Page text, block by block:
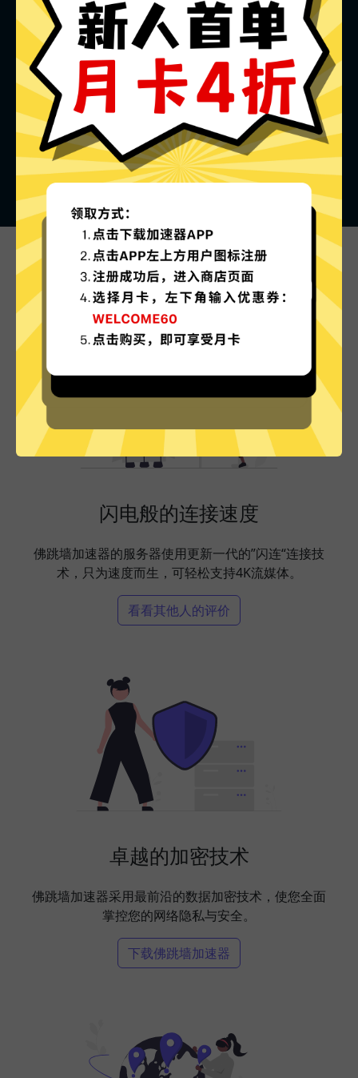
佛跳墙VPN加速器的特色
闪电般的连接速度
佛跳墙加速器的服务器使用更新一代的”闪连“连接技
术，只为速度而生，可轻松支持4K流媒体。
看看其他人的评价
卓越的加密技术
佛跳墙加速器采用最前沿的数据加密技术，使您全面
掌控您的网络隐私与安全。
下载佛跳墙加速器